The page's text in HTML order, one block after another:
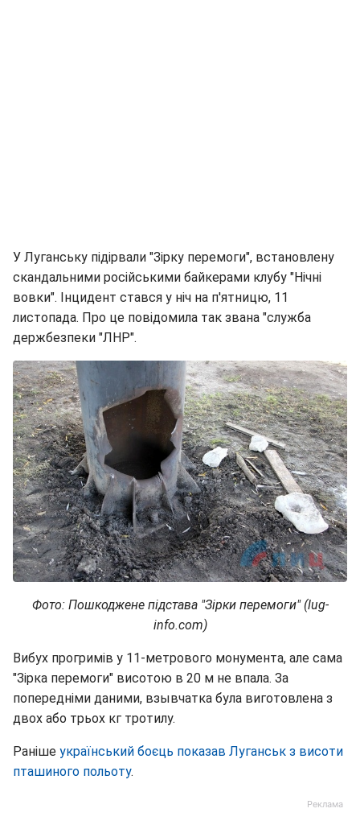
У Луганську підірвали "Зірку перемоги", встановлену
скандальними російськими байкерами клубу "Нічні
вовки". Інцидент стався у ніч на п'ятницю, 11
листопада. Про це повідомила так звана "служба
держбезпеки "ЛНР".
Фото: Пошкоджене підстава "Зірки перемоги" (lug-
info.com)
Вибух прогримів у 11-метрового монумента, але сама
"Зірка перемоги" висотою в 20 м не впала. За
попередніми даними, взывчатка була виготовлена з
двох або трьох кг тротилу.
Раніше український боєць показав Луганськ з висоти
пташиного польоту.